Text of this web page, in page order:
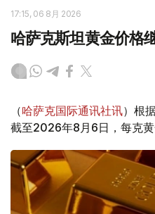
17:15, 06 8月 2026
哈萨克斯坦黄金价格
（哈萨克国际通讯社讯）根
截至2026年8月6日，每克黄